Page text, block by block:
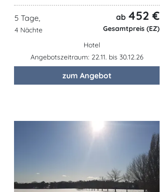
5 Tage,
4 Nächte
ab 452 €
Gesamtpreis (EZ)
Hotel
Angebotszeitraum: 22.11. bis 30.12.26
zum Angebot